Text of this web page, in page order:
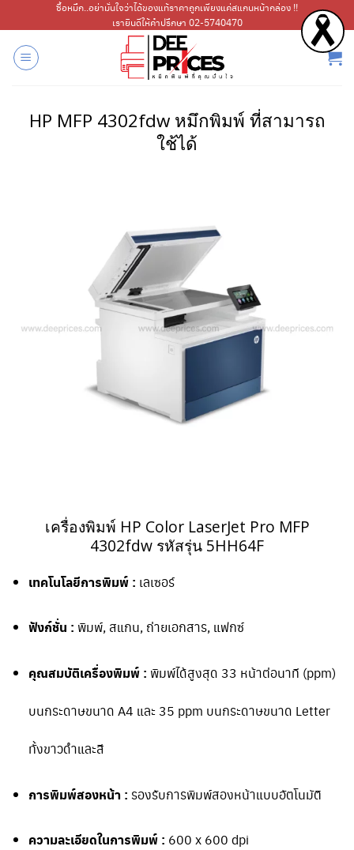
ไป
เนื้อหา
ซื้อหมึก..อย่ามั่นใจว่าได้ของแท้ราคาถูกเพียงแค่สแกนหน้ากล่อง !!
เรายินดีให้คำปรึกษา 02-5740470
HP MFP 4302fdwหมึกพิมพ์ ที่สามารถ
ใช้ได้
เครื่องพิมพ์ HP Color LaserJet Pro MFP
4302fdw รหัสรุ่น 5HH64F
เทคโนโลยีการพิมพ์ : เลเซอร์
ฟังก์ชั่น : พิมพ์, สแกน, ถ่ายเอกสาร, แฟกซ์
คุณสมบัติเครื่องพิมพ์ : พิมพ์ได้สูงสุด 33 หน้าต่อนาที (ppm)
บนกระดาษขนาด A4 และ 35 ppm บนกระดาษขนาด Letter
ทั้งขาวดำและสี
การพิมพ์สองหน้า : รองรับการพิมพ์สองหน้าแบบอัตโนมัติ
ความละเอียดในการพิมพ์ : 600 x 600 dpi